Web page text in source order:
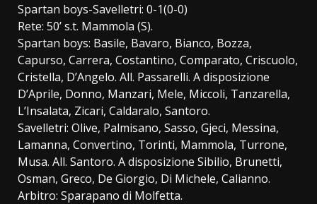
Spartan boys-Savelletri: 0-1(0-0)
Rete: 50’ s.t. Mammola (S).
Spartan boys: Basile, Bavaro, Bianco, Bozza,
Capurso, Carrera, Costantino, Comparato, Criscuolo,
Cristella, D’Angelo. All. Passarelli. A disposizione
D’Aprile, Donno, Manzari, Mele, Miccoli, Tanzarella,
L’Insalata, Zicari, Caldaralo, Santoro.
Savelletri: Olive, Palmisano, Sasso, Gjeci, Messina,
Lamanna, Convertino, Torinti, Mammola, Turrone,
Musa. All. Santoro. A disposizione Sibilio, Brunetti,
Osman, Greco, De Giorgio, Di Michele, Calianno.
Arbitro: Sparapano di Molfetta.